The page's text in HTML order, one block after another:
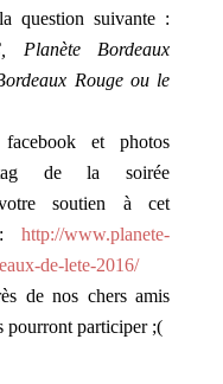
question suivante :
Bordeaux
Rouge ou le
et photos
de la soirée
soutien à cet
:http://www.planete-
de-lete-2016/
de nos chers amis
pourront participer ;(